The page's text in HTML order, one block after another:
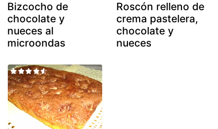
Bizcocho de
chocolate y
nueces al
microondas
Roscón relleno de
crema pastelera,
chocolate y
nueces